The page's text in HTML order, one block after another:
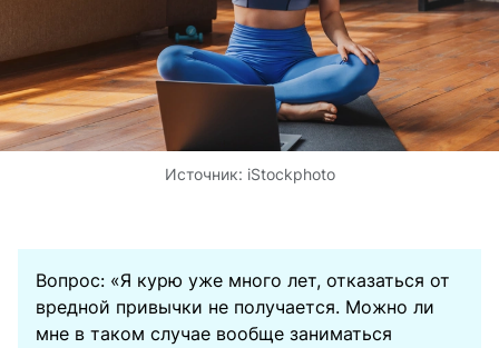
Источник: iStockphoto
Вопрос: «Я курю уже много лет, отказаться от
вредной привычки не получается. Можно ли
мне в таком случае вообще заниматься